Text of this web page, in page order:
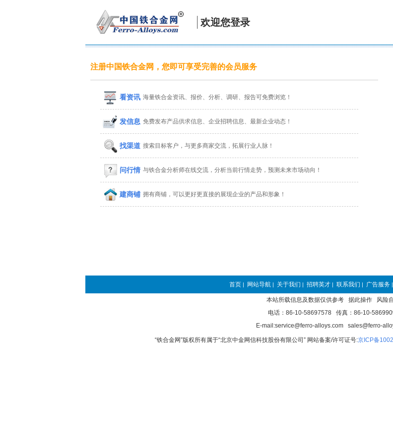
欢迎您登录
注册中国铁合金网，您即可享受完善的会员服务
看资讯 海量铁合金资讯、报价、分析、调研、报告可免费浏览！
发信息 免费发布产品供求信息、企业招聘信息、最新企业动态！
找渠道 搜索目标客户，与更多商家交流，拓展行业人脉！
问行情 与铁合金分析师在线交流，分析当前行情走势，预测未来市场动向！
建商铺 拥有商铺，可以更好更直接的展现企业的产品和形象！
首页 | 网站导航 | 关于我们 | 招聘英才 | 联系我们 | 广告服务 |
本站所载信息及数据仅供参考 据此操作 风险
电话：86-10-58697578 传真：86-10-
E-mail:service@ferro-alloys.com sales@ferro-
“铁合金网”版权所有属于“北京中金网信科技股份有限公司” 网站备案/许可证号:京ICP备